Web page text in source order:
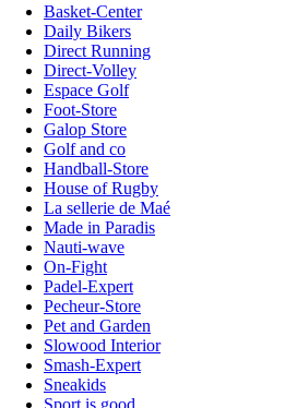
Basket-Center
Daily Bikers
Direct Running
Direct-Volley
Espace Golf
Foot-Store
Galop Store
Golf and co
Handball-Store
House of Rugby
La sellerie de Maé
Made in Paradis
Nauti-wave
On-Fight
Padel-Expert
Pecheur-Store
Pet and Garden
Slowood Interior
Smash-Expert
Sneakids
Sport is good